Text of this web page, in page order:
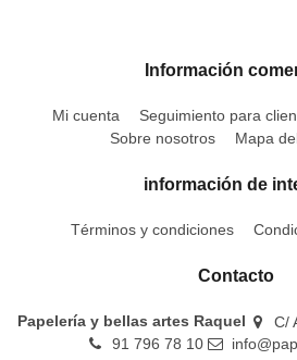
Información
Mi cuenta
Seguimiento para
Sobre nosotros
Mapa
información de
Términos y condiciones
Contacto
Papelería y bellas artes Raquel
C/
91 796 78 10